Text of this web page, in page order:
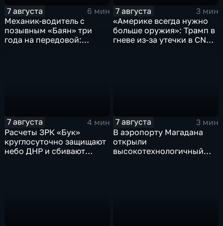
7 августа
6 мин
Механик-водитель с
позывным «Баян» три
года на передовой:
7 августа
3 мин
«Америке всегда нужно
больше оружия»: Трамп в
гневе из-за утечки в CNN
7 августа
4 мин
Расчеты ЗРК «Бук»
круглосуточно защищают
небо ДНР и сбивают
7 августа
3 мин
В аэропорту Магадана
открыли
высокотехнологичный